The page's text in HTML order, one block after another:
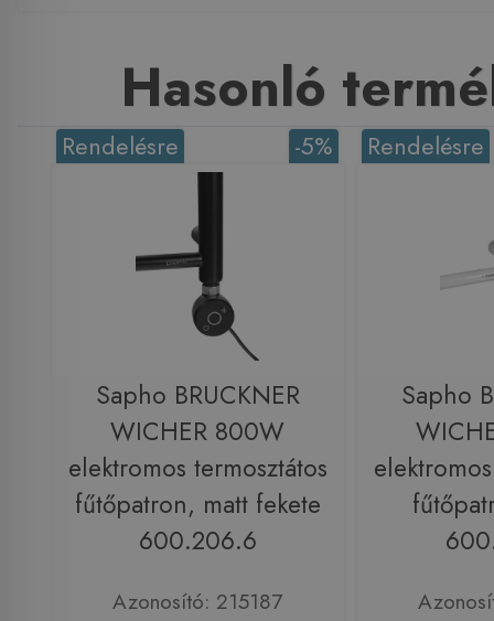
Hasonló
-5%
Rendelésre
Sapho BRUCKNER
WICHER 800W
elektromos termosztátos
fűtőpatron, matt fekete
600.206.6
Azonosító: 215187
Rendelésre
Sapho